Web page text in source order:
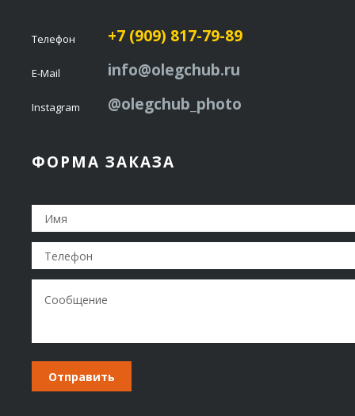
Телефон +7 (909) 817-79-89
E-Mail info@olegchub.ru
Instagram @olegchub_photo
ФОРМА ЗАКАЗА